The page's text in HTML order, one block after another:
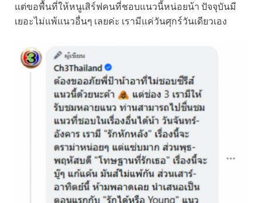
แต่ขอพื้นที่ให้หนูเสิร์ฟคนที่ชอบแนวนี้หน่อยน้า ปัจจุบันมี
เยอะไม่แพ้แนวอื่นๆ เลยค่ะ เรามีแค่วันศุกร์วันเดียวเอง